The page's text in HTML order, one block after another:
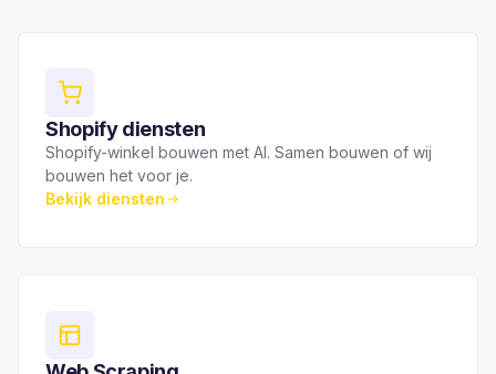
Shopify diensten
Shopify-winkel bouwen met AI. Samen bouwen of wij
bouwen het voor je.
Bekijk diensten